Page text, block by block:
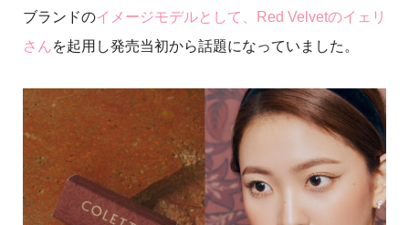
ブランドのイメージモデルとして、Red Velvetのイェリ
さんを起用し発売当初から話題になっていました。